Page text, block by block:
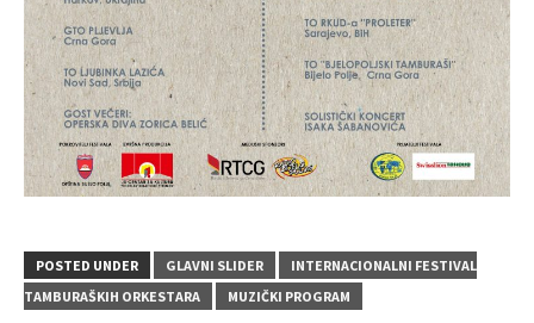
POSTED UNDER GLAVNI SLIDER
INTERNACIONALNI FESTIVAL
TAMBURAŠKIH ORKESTARA
MUZIČKI PROGRAM